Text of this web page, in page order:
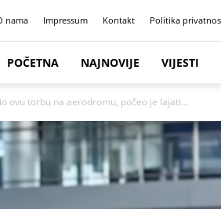
nama Impressum Kontakt Politika
POČETNA NAJNOVIJE VIJESTI
ovu torbu na aerodromu, počeo je lajati...